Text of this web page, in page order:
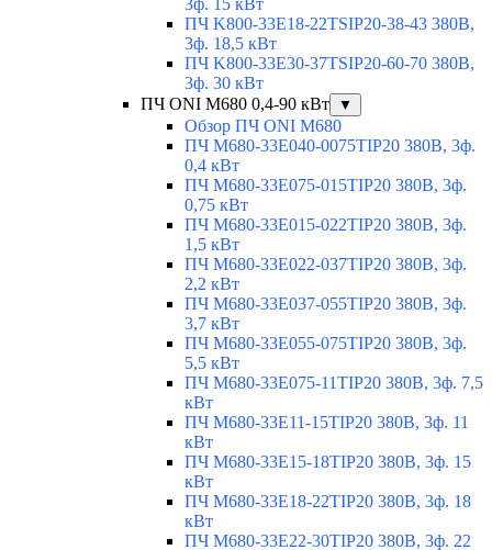
3ф. 15 кВт
ПЧ K800-33E18-22TSIP20-38-43 380В,
3ф. 18,5 кВт
ПЧ K800-33E30-37TSIP20-60-70 380В,
3ф. 30 кВт
ПЧ ONI M680 0,4-90 кВт
▼
Обзор ПЧ ONI M680
ПЧ M680-33E040-0075TIP20 380В, 3ф.
0,4 кВт
ПЧ M680-33E075-015TIP20 380В, 3ф.
0,75 кВт
ПЧ M680-33E015-022TIP20 380В, 3ф.
1,5 кВт
ПЧ M680-33E022-037TIP20 380В, 3ф.
2,2 кВт
ПЧ M680-33E037-055TIP20 380В, 3ф.
3,7 кВт
ПЧ M680-33E055-075TIP20 380В, 3ф.
5,5 кВт
ПЧ M680-33E075-11TIP20 380В, 3ф. 7,5
кВт
ПЧ M680-33E11-15TIP20 380В, 3ф. 11
кВт
ПЧ M680-33E15-18TIP20 380В, 3ф. 15
кВт
ПЧ M680-33E18-22TIP20 380В, 3ф. 18
кВт
ПЧ M680-33E22-30TIP20 380В, 3ф. 22